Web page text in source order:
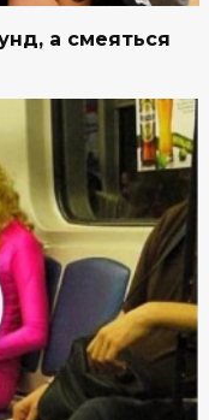
а смеяться